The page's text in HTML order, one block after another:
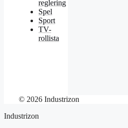
reglering
Spel
Sport
TV-
rollista
© 2026 Industrizon
Industrizon